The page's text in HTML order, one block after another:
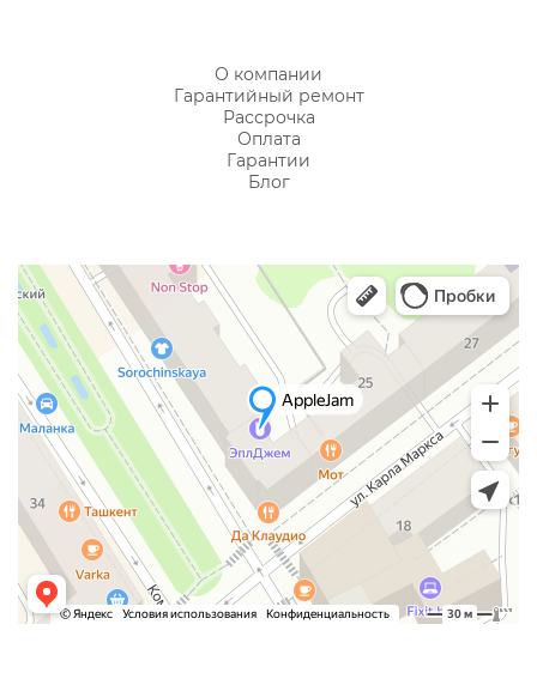
О компании
Гарантийный ремонт
Рассрочка
Оплата
Гарантии
Блог